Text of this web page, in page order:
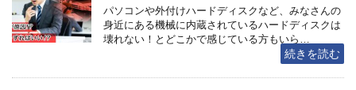
パソコンや外付けハードディスクなど、みなさんの
身近にある機械に内蔵されているハードディスクは
壊れない！とどこかで感じている方もいら…
続きを読む